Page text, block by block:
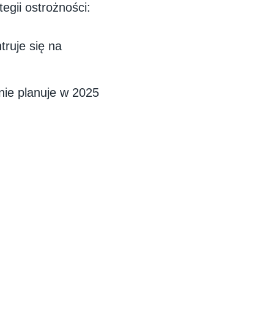
ostrożności:
się na
planuje w 2025